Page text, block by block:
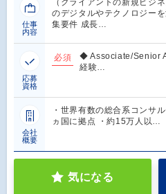
仕事
内容
（クライアントの新規ビジ
のデジタルやテクノロジー
集要件 成長…
応募
資格
必須
◆ Associate/Senior
経験…
会社
概要
・世界有数の総合系コンサ
ヵ国に拠点 ・約15万人以…
気になる